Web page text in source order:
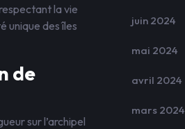
la vie
unique des îles
de
sur l’archipel
juin 2024
mai 2024
avril 2024
mars 2024